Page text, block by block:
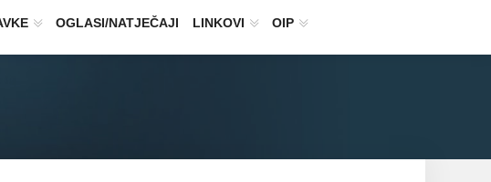
OGLASI/NATJEČAJI LINKOVI OIP